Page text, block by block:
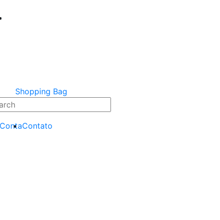
Shopping Bag
Contato